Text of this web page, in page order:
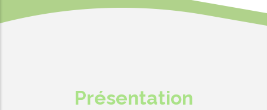
Présentation